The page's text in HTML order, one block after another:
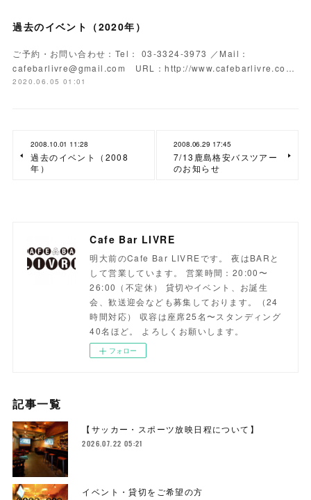
過去のイベント（2020年）
ご予約・お問い合わせ：Tel： 03-3324-3973 ／Mail：
cafebarlivre@gmail.com URL：http://www.cafebarlivre.co…
2020.06.05 01:01
2008.10.01 11:28
過去のイベント（2008
年）
2008.06.29 17:45
7/13鹿島格安バスツアー
のお知らせ
Cafe Bar LIVRE
明大前のCafe Bar LIVREです。 夜はBARと
して営業しています。 営業時間：20:00〜
26:00（不定休） 貸切やイベント、お誕生
会、歓送迎会なども募集しております。（24
時間対応） 収容は座席25名〜スタンディング
40名ほど。 よろしくお願いします。
フォロー
記事一覧
【サッカー・スポーツ放映日程について】
2026.07.22 05:21
イベント・貸切をご希望の方